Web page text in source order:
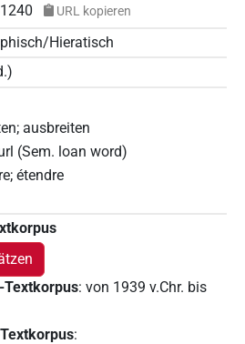
URL kopieren
Hieratisch
)
ausbreiten
(Sem. loan word)
étendre
Textkorpus: von 1939 v.Chr. bis
: